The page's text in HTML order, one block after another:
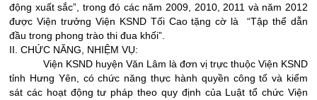
động xuất sắc”, trong đó các năm 2009, 2010, 2011 và năm 2012
được Viện trưởng Viện KSND Tối Cao tặng cờ là “Tập thể dẫn
đầu trong phong trào thi đua khối”.
II. CHỨC NĂNG, NHIỆM VỤ:
Viện KSND huyện Văn Lâm là đơn vị trực thuộc Viện KSND
tỉnh Hưng Yên, có chức năng thực hành quyền công tố và kiểm
sát các hoạt động tư pháp theo quy định của Luật tổ chức Viện